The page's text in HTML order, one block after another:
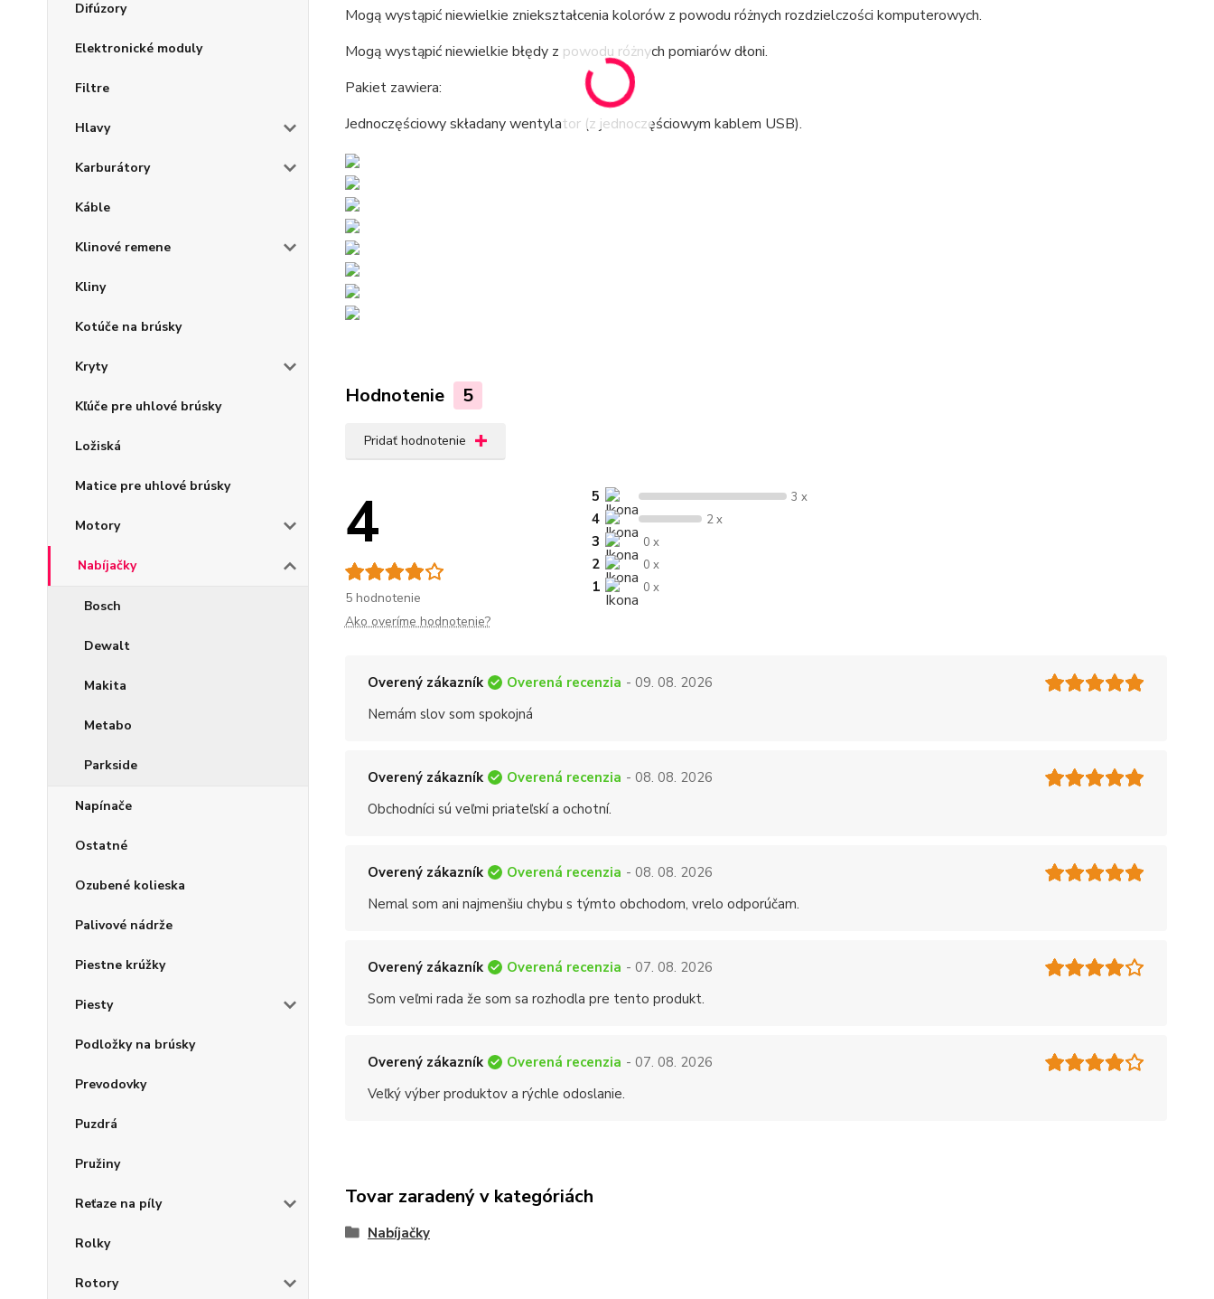
Difúzory
Elektronické moduly
Filtre
Hlavy
Karburátory
Káble
Klinové remene
Kliny
Kotúče na brúsky
Kryty
Kľúče pre uhlové brúsky
Ložiská
Matice pre uhlové brúsky
Motory
Nabíjačky
Bosch
Dewalt
Makita
Metabo
Parkside
Napínače
Ostatné
Ozubené kolieska
Palivové nádrže
Piestne krúžky
Piesty
Podložky na brúsky
Prevodovky
Puzdrá
Pružiny
Reťaze na píly
Rolky
Rotory
Mogą wystąpić niewielkie zniekształcenia kolorów z powodu różnych rozdzielczości komputerowych.
Mogą wystąpić niewielkie błędy z powodu różnych pomiarów dłoni.
Pakiet zawiera:
Jednoczęściowy składany wentylator (z jednoczęściowym kablem USB).
Hodnotenie 5
Pridať hodnotenie
4
5 hodnotenie
5 3 x
4 2 x
3 0 x
2 0 x
1 0 x
Ako overíme hodnotenie?
Overený zákazník Overená recenzia - 09. 08. 2026
Nemám slov som spokojná
Overený zákazník Overená recenzia - 08. 08. 2026
Obchodníci sú veľmi priateľskí a ochotní.
Overený zákazník Overená recenzia - 08. 08. 2026
Nemal som ani najmenšiu chybu s týmto obchodom, vrelo odporúčam.
Overený zákazník Overená recenzia - 07. 08. 2026
Som veľmi rada že som sa rozhodla pre tento produkt.
Overený zákazník Overená recenzia - 07. 08. 2026
Veľký výber produktov a rýchle odoslanie.
Tovar zaradený v kategóriách
Nabíjačky